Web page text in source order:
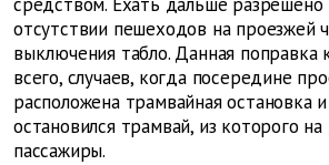
отсутствии пешеходов на проезжей
выключения табло. Данная поправка
всего, случаев, когда посередине
расположена трамвайная остановка
остановился трамвай, из которого
пассажиры.